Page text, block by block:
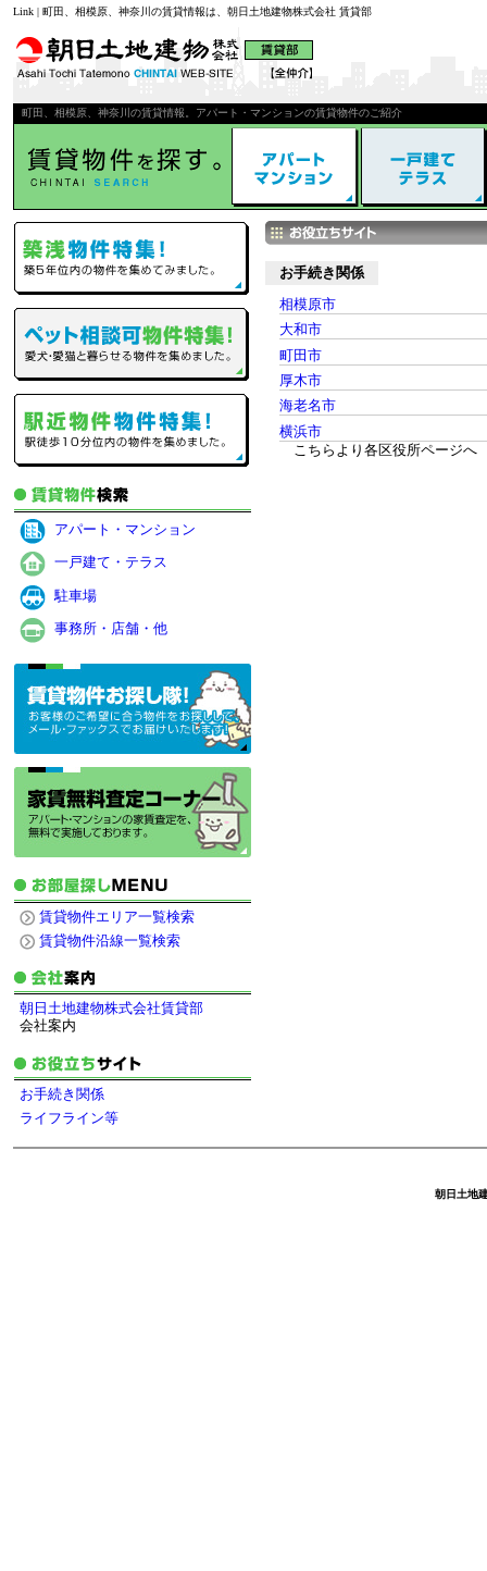
Link | 町田、相模原、神奈川の賃貸情報は、朝日土地建物株式会社 賃貸部
町田、相模原、神奈川の賃貸情報。アパート・マンションの賃貸物件のご紹介
アパート・マンション
一戸建て・テラス
駐車場
事務所・店舗・他
賃貸物件エリア一覧検索
賃貸物件沿線一覧検索
朝日土地建物株式会社賃貸部
会社案内
お手続き関係
ライフライン等
お手続き関係
相模原市
大和市
町田市
厚木市
海老名市
横浜市
こちらより各区役所ページへ
朝日土地